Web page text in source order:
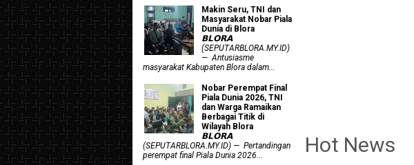
Hot News
Makin Seru, TNI dan
Masyarakat Nobar Piala
Dunia di Blora
𝗕𝗟𝗢𝗥𝗔
(SEPUTARBLORA.MY.ID)
— Antusiasme
masyarakat Kabupaten Blora dalam...
Nobar Perempat Final
Piala Dunia 2026, TNI
dan Warga Ramaikan
Berbagai Titik di
Wilayah Blora
𝗕𝗟𝗢𝗥𝗔
(SEPUTARBLORA.MY.ID) — Pertandingan
perempat final Piala Dunia 2026...